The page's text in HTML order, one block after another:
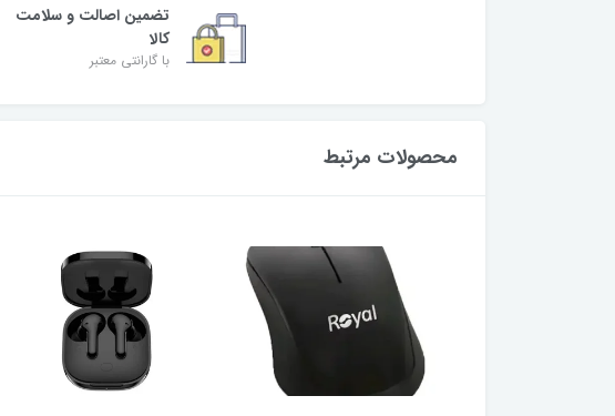
تضمین اصالت و سلامت
کالا
با گارانتی معتبر
محصولات مرتبط